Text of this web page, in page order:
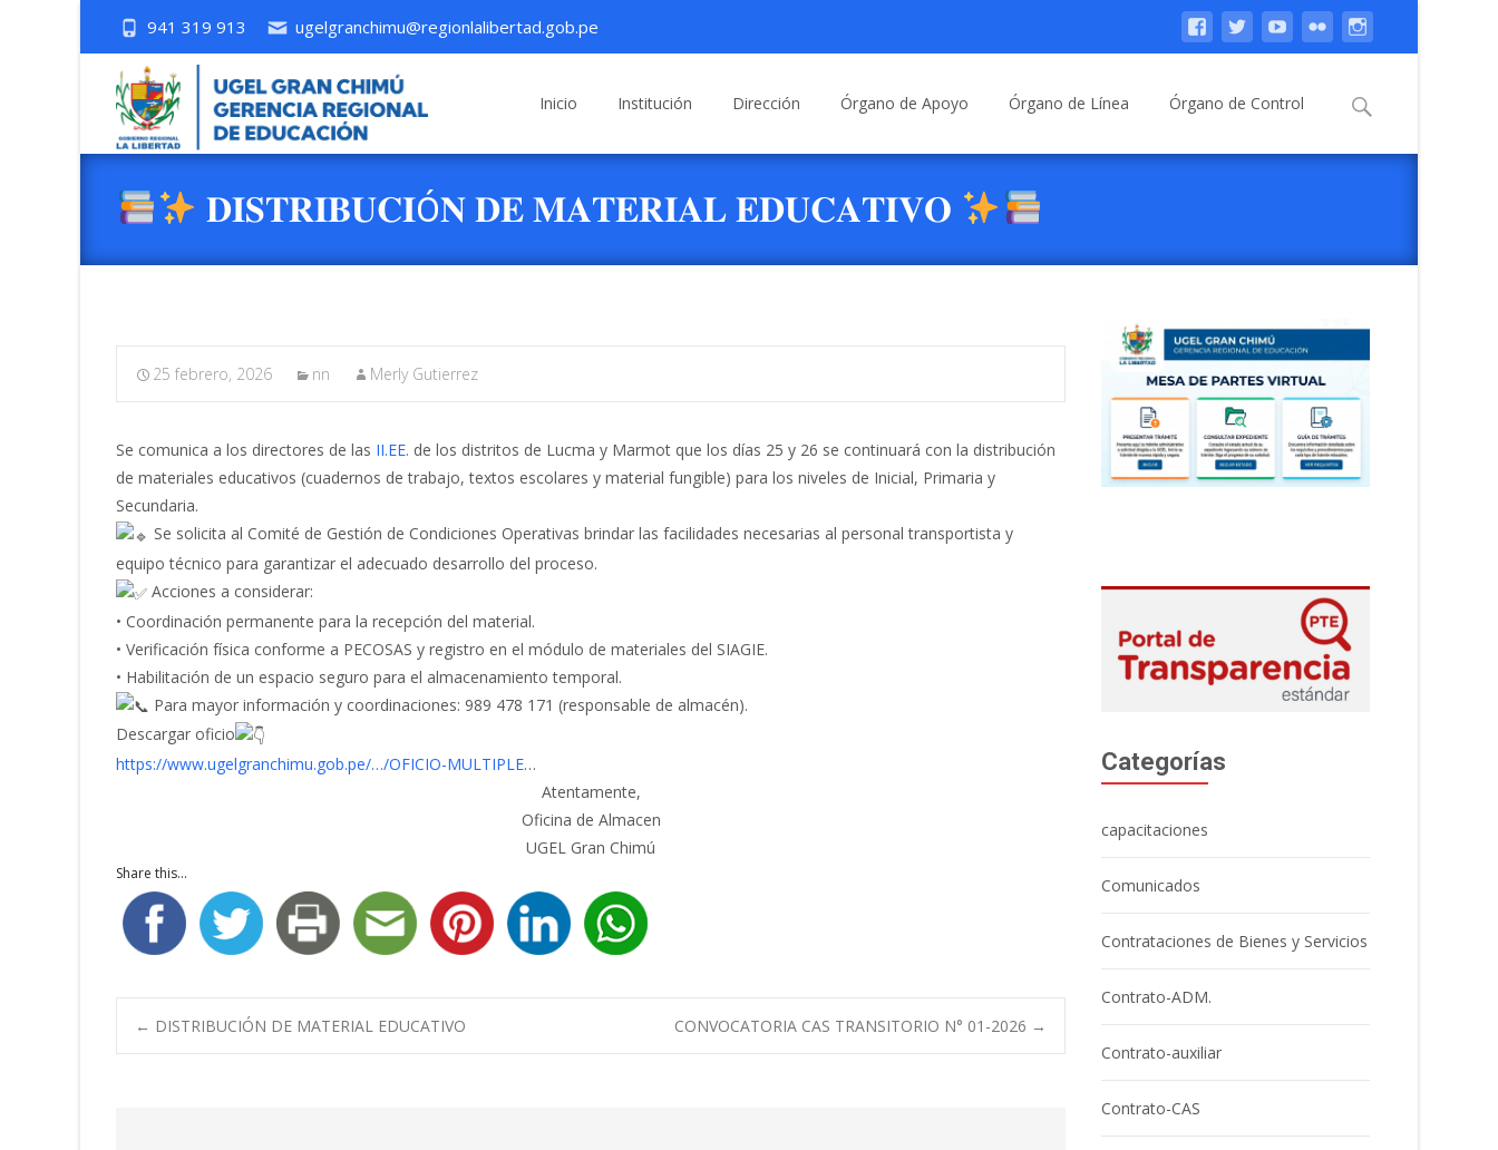
941 319 913 ugelgranchimu@regionlalibertad.gob.pe
Inicio Institución Dirección Órgano de Apoyo Órgano de Línea Órgano de Control Buscar:
𝐃𝐈𝐒𝐓𝐑𝐈𝐁𝐔𝐂𝐈Ó𝐍 𝐃𝐄 𝐌𝐀𝐓𝐄𝐑𝐈𝐀𝐋 𝐄𝐃𝐔𝐂𝐀𝐓𝐈𝐕𝐎
25 febrero, 2026 nn Merly Gutierrez
Se comunica a los directores de las II.EE. de los distritos de Lucma y Marmot que los días 25 y 26 se continuará con la distribución
de materiales educativos (cuadernos de trabajo, textos escolares y material fungible) para los niveles de Inicial, Primaria y
Secundaria.
Se solicita al Comité de Gestión de Condiciones Operativas brindar las facilidades necesarias al personal transportista y
equipo técnico para garantizar el adecuado desarrollo del proceso.
Acciones a considerar:
• Coordinación permanente para la recepción del material.
• Verificación física conforme a PECOSAS y registro en el módulo de materiales del SIAGIE.
• Habilitación de un espacio seguro para el almacenamiento temporal.
Para mayor información y coordinaciones: 989 478 171 (responsable de almacén).
Descargar oficio
https://www.ugelgranchimu.gob.pe/…/OFICIO-MULTIPLE…
Atentamente,
Oficina de Almacen
UGEL Gran Chimú
Share this...
Navegación
← DISTRIBUCIÓN DE MATERIAL EDUCATIVO CONVOCATORIA CAS TRANSITORIO N° 01-2026 →
Categorías
capacitaciones
Comunicados
Contrataciones de Bienes y Servicios
Contrato-ADM.
Contrato-auxiliar
Contrato-CAS